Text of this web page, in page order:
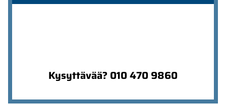
Kysyttävää? 010 470 9860